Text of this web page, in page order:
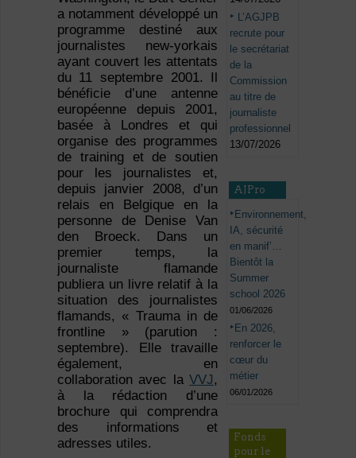
a notamment développé un
programme destiné aux
journalistes new-yorkais
ayant couvert les attentats
du 11 septembre 2001. Il
bénéficie d’une antenne
européenne depuis 2001,
basée à Londres et qui
organise des programmes
de training et de soutien
pour les journalistes et,
depuis janvier 2008, d’un
relais en Belgique en la
personne de Denise Van
den Broeck. Dans un
premier temps, la
journaliste flamande
publiera un livre relatif à la
situation des journalistes
flamands, « Trauma in de
frontline » (parution :
septembre). Elle travaille
également, en
collaboration avec laVVJ,
à la rédaction d’une
brochure qui comprendra
des informations et
adresses utiles.
L’AGJPB
recrute pour
le secrétariat
de la
Commission
au titre de
journaliste
professionnel
13/07/2026
AJPro
Environnement,
IA, sécurité
en manif’…
Bientôt la
Summer
school 2026
01/06/2026
En 2026,
renforcer le
cœur du
métier
06/01/2026
Fonds
pour le